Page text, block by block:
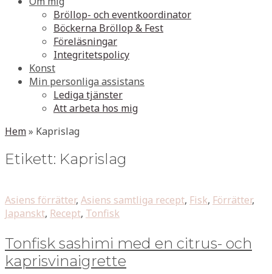
Bröllop- och eventkoordinator
Böckerna Bröllop & Fest
Föreläsningar
Integritetspolicy
Konst
Min personliga assistans
Lediga tjänster
Att arbeta hos mig
Hem» Kaprislag
Etikett: Kaprislag
Asiens förrätter, Asiens samtliga recept, Fisk, Förrätter,
Japanskt, Recept, Tonfisk
Tonfisk sashimi med en citrus- och
kaprisvinaigrette